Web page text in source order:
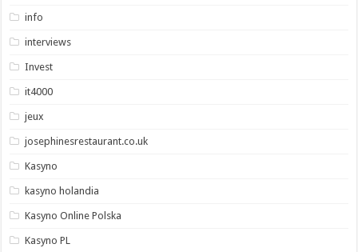
info
interviews
Invest
it4000
jeux
josephinesrestaurant.co.uk
Kasyno
kasyno holandia
Kasyno Online Polska
Kasyno PL